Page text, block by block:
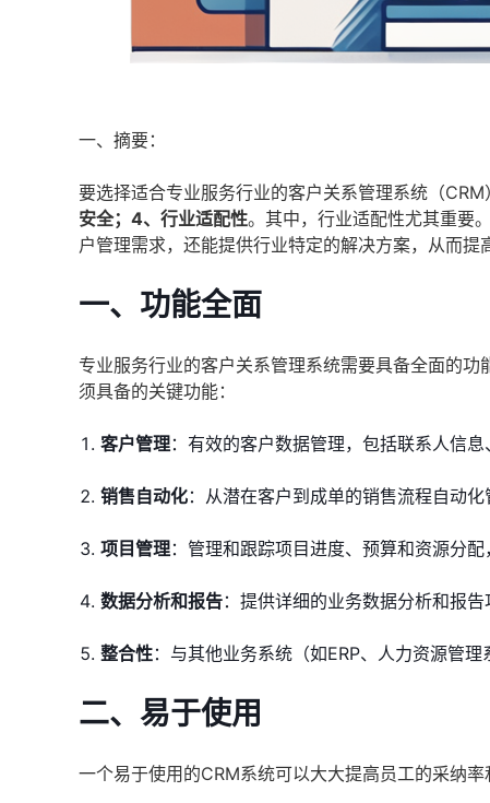
一、摘要：
要选择适合专业服务行业的客户关系管理系统（CRM
安全；4、行业适配性。其中，行业适配性尤其重要
户管理需求，还能提供行业特定的解决方案，从而提
一、功能全面
专业服务行业的客户关系管理系统需要具备全面的
须具备的关键功能：
客户管理：有效的客户数据管理，包括联系人信
销售自动化：从潜在客户到成单的销售流程自动化
项目管理：管理和跟踪项目进度、预算和资源分配
数据分析和报告：提供详细的业务数据分析和报
整合性：与其他业务系统（如ERP、人力资源管
二、易于使用
一个易于使用的CRM系统可以大大提高员工的采纳